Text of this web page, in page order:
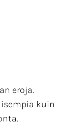
eroja.
kuin